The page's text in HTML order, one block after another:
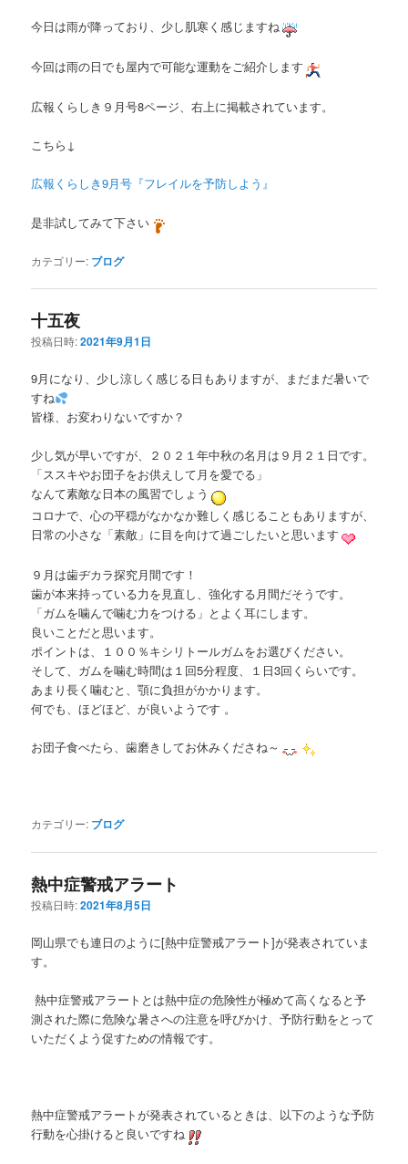
今日は雨が降っており、少し肌寒く感じますね
今回は雨の日でも屋内で可能な運動をご紹介します
広報くらしき９月号8ページ、右上に掲載されています。
こちら↓
広報くらしき9月号『フレイルを予防しよう』
是非試してみて下さい
カテゴリー: ブログ
十五夜
投稿日時:2021年9月1日
9月になり、少し涼しく感じる日もありますが、まだまだ暑いで
すね
皆様、お変わりないですか？
少し気が早いですが、２０２１年中秋の名月は９月２１日です。
「ススキやお団子をお供えして月を愛でる」
なんて素敵な日本の風習でしょう
コロナで、心の平穏がなかなか難しく感じることもありますが、
日常の小さな「素敵」に目を向けて過ごしたいと思います
９月は歯ヂカラ探究月間です！
歯が本来持っている力を見直し、強化する月間だそうです。
「ガムを噛んで噛む力をつける」とよく耳にします。
良いことだと思います。
ポイントは、１００％キシリトールガムをお選びください。
そして、ガムを噛む時間は１回5分程度、１日3回くらいです。
あまり長く噛むと、顎に負担がかかります。
何でも、ほどほど、が良いようです 。
お団子食べたら、歯磨きしてお休みくださね～
カテゴリー: ブログ
熱中症警戒アラート
投稿日時:2021年8月5日
岡山県でも連日のように[熱中症警戒アラート]が発表されていま
す。
熱中症警戒アラートとは熱中症の危険性が極めて高くなると予
測された際に危険な暑さへの注意を呼びかけ、予防行動をとって
いただくよう促すための情報です。
熱中症警戒アラートが発表されているときは、以下のような予防
行動を心掛けると良いですね